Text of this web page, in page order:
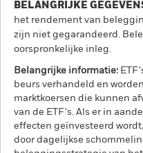
BELANGRIJKE
het rendement van
zijn niet gegarandeerd.
oorspronkelijke inleg.
Belangrijke informatie:
beurs verhandeld en
marktkoersen die kunnen
van de ETF's. Als er in
effecten geïnvesteerd
door dagelijkse